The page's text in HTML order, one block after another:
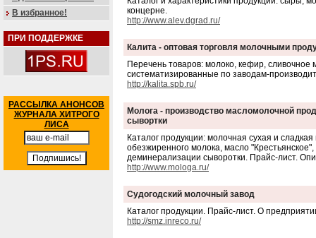
В избранное!
ПРИ ПОДДЕРЖКЕ
РАССЫЛКА АНОНСОВ
ЖУРНАЛА ХИТРОГО
ЛИСА
концерне.
http://www.alev.dgrad.ru/
Калита - оптовая торговля молочными
Перечень товаров: молоко, кефир,
систематизированные по заводам-
http://kalita.spb.ru/
Молога - производство масломолочной
сывортки
Каталог продукции: молочная сухая и
обезжиренного молока, масло
деминерализации сыворотки. Прайс-лист.
http://www.mologa.ru/
Судогодский молочный завод
Каталог продукции. Прайс-лист. О
http://smz.inreco.ru/